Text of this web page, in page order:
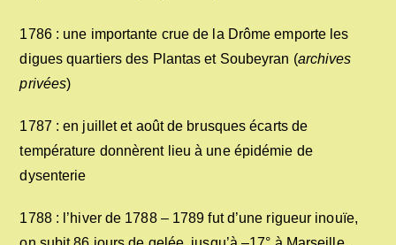
1786 : une importante crue de la Drôme emporte les
digues quartiers des Plantas et Soubeyran (archives
privées)
1787 : en juillet et août de brusques écarts de
température donnèrent lieu à une épidémie de
dysenterie
1788 : l’hiver de 1788 – 1789 fut d’une rigueur inouïe,